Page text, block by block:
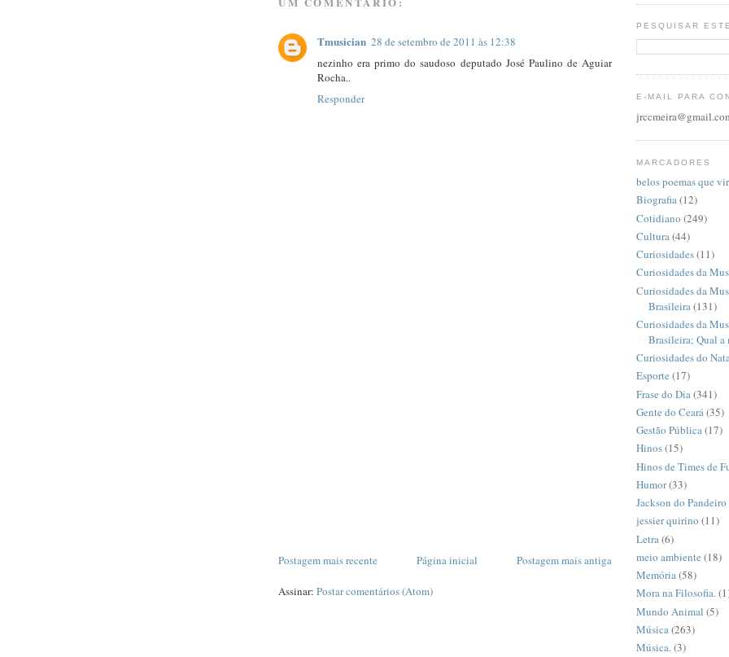
Tmusician 28 de setembro de 2011 às 12:38
nezinho era primo do saudoso deputado José Paulino de Aguiar
Rocha..
Responder
Postagem mais recente Postagem mais antiga
Página inicial
Assinar: Postar comentários (Atom)
PESQUISAR
E-MAIL PARA
MARCADORES
belos poemas que
Biografia(12)
Cotidiano (249)
Cultura(44)
Curiosidades(11)
Curiosidades da
Curiosidades da
Brasileira(131)
Curiosidades da
Brasileira; Qual a
Curiosidades do
Esporte (17)
Frase do Dia(341)
Gente do Ceará(35)
Gestão Pública(17)
Hinos(15)
Hinos de Times de
Humor(33)
Jackson do Pandeiro
jessier quirino (11)
Letra(6)
meio ambiente (18)
Memória(58)
Mora na Filosofia.
Mundo Animal (5)
Música(263)
Música.(3)